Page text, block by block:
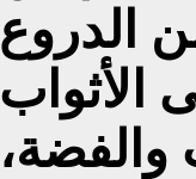
الدروع
الأثواب
والفضة،